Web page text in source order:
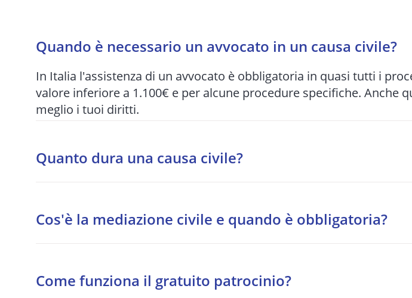
Quando è necessario un avvocato in un causa civile?
In Italia l'assistenza di un avvocato è obbligatoria in quasi tutti i
valore inferiore a 1.100€ e per alcune procedure specifiche.
meglio i tuoi diritti.
Quanto dura una causa civile?
quando possibile.
Cos'è la mediazione civile e quando è obbligatoria?
responsabilità medica, bancario.
Come funziona il gratuito patrocinio?